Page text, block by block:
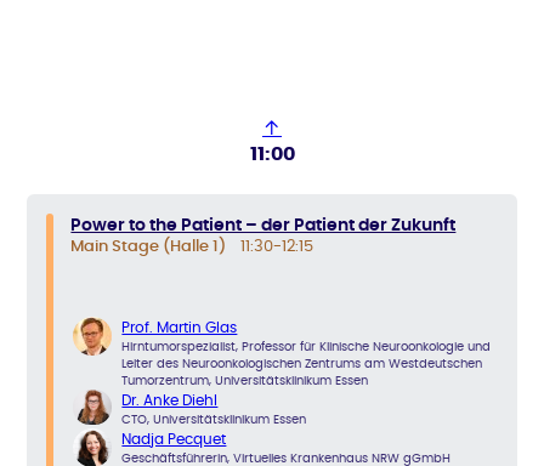
↑
11:00
Power to the Patient – der Patient der Zukunft
Main Stage (Halle 1) 11:30-12:15
Prof. Martin Glas
Hirntumorspezialist, Professor für Klinische Neuroonkologie und
Leiter des Neuroonkologischen Zentrums am Westdeutschen
Tumorzentrum, Universitätsklinikum Essen
Dr. Anke Diehl
CTO, Universitätsklinikum Essen
Nadja Pecquet
Geschäftsführerin, Virtuelles Krankenhaus NRW gGmbH